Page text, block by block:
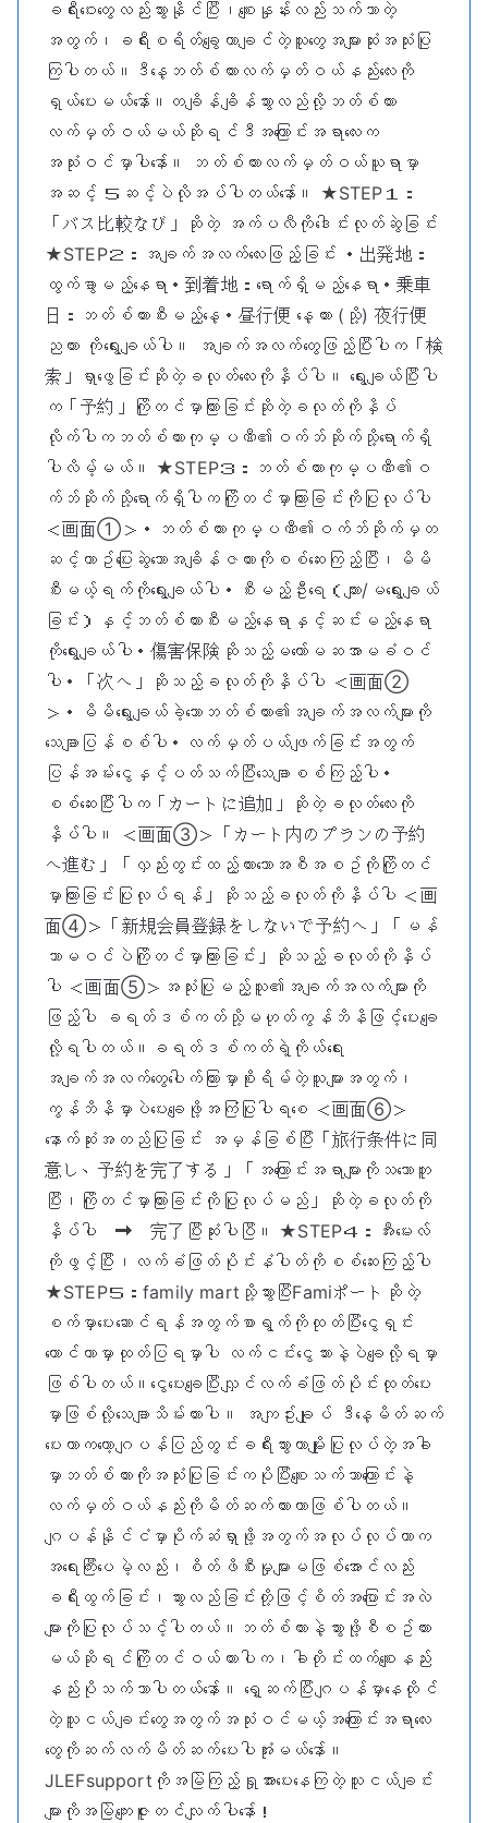
ခရီးဝေးတွေလည်းသွားနိုင်ပြီး၊စျေးနှုန်းလည်းသက်သာတဲ့
အတွက်၊ခရီးစရိတ်ချွေတာချင်တဲ့သူတွေအများဆုံးအသုံးပြု
ကြပါတယ်။ဒီနေ့ဘတ်စ်ကားလက်မှတ်ဝယ်နည်းလေးကို
ရှယ်ပေးမယ်နော်။တချိန်ချိန်သွားလည်လို့ဘတ်စ်ကား
လက်မှတ်ဝယ်မယ်ဆိုရင်ဒီအကြောင်းအရာလေးက
အသုံးဝင်မှာပါနော်။ ဘတ်စ်ကားလက်မှတ်ဝယ်ယူရာမှာ
အဆင့် ５ဆင့်ပဲလိုအပ်ပါတယ်နော်။ ★STEP１：
「バス比較なび」ဆိုတဲ့ အက်ပလီကိုဒေါင်းလုတ်ဆွဲခြင်း
★STEP２：အချက်အလက်လေးဖြည့်ခြင်း ・出発地：
ထွက်ခွာမည့်နေရာ・到着地：ရောက်ရှိမည့်နေရာ・乗車
日：ဘတ်စ်ကားစီးမည့်နေ့・昼行便 နေ့ကား (သို့) 夜行便
ညကား ကိုရွေးချယ်ပါ။ အချက်အလက်တွေဖြည့်ပြီးပါက「検
索」ရှာဖွေခြင်းဆိုတဲ့ခလုတ်လေးကိုနှိပ်ပါ။ ရွေးချယ်ပြီးပါ
က「予約」ကြိုတင်မှာကြားခြင်းဆိုတဲ့ခလုတ်ကိုနှိပ်
လိုက်ပါကဘတ်စ်ကားကုမ္ပဏီ၏ဝက်ဘ်ဆိုက်သို့ရောက်ရှိ
ပါလိမ့်မယ်။ ★STEP３：ဘတ်စ်ကားကုမ္ပဏီ၏ဝ
က်ဘ်ဆိုက်သို့ရောက်ရှိပါကကြိုတင်မှာကြားခြင်းကိုပြုလုပ်ပါ
＜画面①＞・ဘတ်စ်ကားကုမ္ပဏီ၏ဝက်ဘ်ဆိုက်မှတ
ဆင့်ယာဥ်ပြေးဆွဲ‌သောအချိန်ဇယားကိုစစ်ဆေးကြည့်ပြီး၊မိမိ
စီးမယ့်ရက်ကိုရွေးချယ်ပါ・စီးမည့်ဦးရေ（ကျား/မရွေးချယ်
ခြင်း）နှင့်ဘတ်စ်ကားစီးမည့်နေရာနှင့်ဆင်းမည့်နေရာ
ကိုရွေးချယ်ပါ・傷害保険ဆိုသည့်မတော်မဆအာမခံဝင်
ပါ・「次へ」ဆိုသည့်ခလုတ်ကိုနှိပ်ပါ ＜画面②
＞・မိမိရွေးချယ်ခဲ့သောဘတ်စ်ကား၏အချက်အလက်များကို
သေချာပြန်စစ်ပါ・လက်မှတ်ပယ်ဖျက်ခြင်းအတွက်
ပြန်အမ်းငွေနှင့်ပတ်သက်ပြီးသေချာစစ်ကြည့်ပါ・
စစ်ဆေးပြီးပါက「カートに追加」ဆိုတဲ့ခလုတ်လေးကို
နှိပ်ပါ။ ＜画面③＞「カート内のプランの予約
へ進む」「လှည်းတွင်းထည့်ထားသောအစီအစဥ်ကိုကြိုတင်
မှာကြားခြင်းပြုလုပ်ရန်」ဆိုသည့်ခလုတ်ကိုနှိပ်ပါ ＜画
面④＞「新規会員登録をしないで予約へ」「မန်
ဘာမဝင်ပဲကြိုတင်မှာကြားခြင်း」ဆိုသည့်ခလုတ်ကိုနှိပ်
ပါ ＜画面⑤＞အသုံးပြုမည့်သူ၏အချက်အလက်များကို
ဖြည့်ပါ ခရတ်ဒစ်ကတ်သို့မဟုတ်ကွန်ဘိနိဖြင့်ပေးချေ
လို့ရပါတယ်။ခရတ်ဒစ်ကတ်ရဲ့ကိုယ်ရေး
အချက်အလက်တွေပေါက်ကြားမှာစိုးရိမ်တဲ့သူများအတွက်၊
ကွန်ဘိနိမှာပဲပေးချေဖို့အကြံပြုပါရစေ ＜画面⑥＞
နောက်ဆုံးအတည်ပြုခြင်း အမှန်ခြစ်ပြီး「旅行条件に同
意し、予約を完了する」「အကြောင်းအရာများကိုသဘောတူ
ပြီး၊ကြိုတင်မှာကြားခြင်းကိုပြုလုပ်မည်」ဆိုတဲ့ခလုတ်ကို
နှိပ်ပါ ➡ 完了ပြီးဆုံးပါပြီ။ ★STEP４：အီးမေးလ်
ကိုဖွင့်ပြီး၊လက်ခံဖြတ်ပိုင်းနံပါတ်ကိုစစ်ဆေးကြည့်ပါ
★STEP５：family martသို့သွားပြီးFamiポートဆိုတဲ့
စက်မှာပေးဆောင်ရန်အတွက်စာရွက်ကိုထုတ်ပြီးငွေရှင်း
ကောင်တာမှာထုတ်ပြရမှာပါ လက်ငင်းငွေသားနဲ့ပဲချေလို့ရမှာ
ဖြစ်ပါတယ်။ငွေပေးချေပြီးလျှင်လက်ခံဖြတ်ပိုင်းထုတ်ပေး
မှာဖြစ်လို့သေချာသိမ်းထားပါ။ အကျဥ်းချုပ် ဒီနေ့မိတ်ဆက်
ပေးတာကတော့ဂျပန်ပြည်တွင်းခရီးသွားတာမျိုးပြုလုပ်တဲ့အခါ
မှာဘတ်စ်ကားကိုအသုံးပြုခြင်းကပိုပြီးစျေးသက်သာကြောင်းနဲ့
လက်မှတ်ဝယ်နည်းကိုမိတ်ဆက်ထားတာဖြစ်ပါတယ်။
ဂျပန်နိုင်ငံမှာပိုက်ဆံရှာဖို့အတွက်အလုပ်လုပ်တာက
အရေးကြီးပေမဲ့လည်း၊စိတ်ဖိစီးမှုများမဖြစ်အောင်လည်း
ခရီးထွက်ခြင်း၊သွားလည်ခြင်းတို့ဖြင့်စိတ်အပြောင်းအလဲ
များကိုပြုလုပ်သင့်ပါတယ်။ဘတ်စ်ကားနဲ့သွားဖို့စီစဥ်ထား
မယ်ဆိုရင်ကြိုတင်ဝယ်ထားပါက၊ခါတိုင်းထက်စျေးနည်း
နည်းပိုသက်သာပါတယ်နော်။ ရှေ့ဆက်ပြီးဂျပန်မှာနေထိုင်
တဲ့သူငယ်ချင်းတွေအတွက်အသုံးဝင်မယ့်အကြောင်းအရာလေး
တွေကိုဆက်လက်မိတ်ဆက်ပေးပါအုံးမယ်နော်။
JLEFsupportကိုအမြဲကြည့်ရှုအားပေးနေကြတဲ့သူငယ်ချင်း
များကိုအမြဲကျေးဇူးတင်လျက်ပါနော်！